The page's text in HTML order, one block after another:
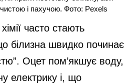
і пахучою. Фото: Pexels
часто стають
білизна швидко починає
Оцет пом’якшує воду,
електрику і, що